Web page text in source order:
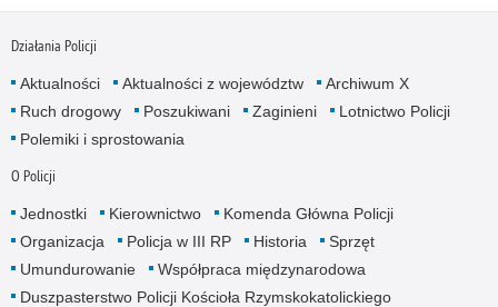
Działania Policji
Aktualności Aktualności z województw
Archiwum X
Ruch drogowy
Poszukiwani Zaginieni
Lotnictwo Policji
Polemiki i sprostowania
O Policji
Jednostki Kierownictwo
Komenda Główna Policji
Organizacja
Policja w III RP Historia
Sprzęt
Umundurowanie
Współpraca międzynarodowa
Duszpasterstwo Policji Kościoła Rzymskokatolickiego